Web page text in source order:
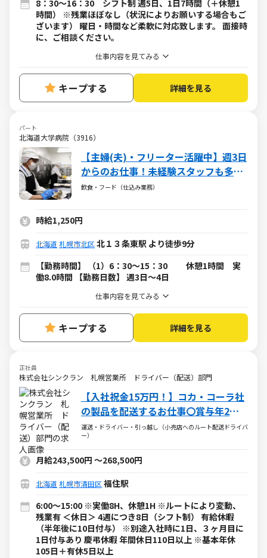
8：30～16：30 シフト制 週5日、1日7時間（＋休憩1
時間） ※残業ほぼなし（状況によりお願いする場合もご
ざいます） 曜日・時間など柔軟に対応致します。 面接時
に、ご相談ください。
仕事内容を見てみる
キープする 詳細を見る
パート
北海道大学病院（3916）
【主婦(夫)・フリーター活躍中】週3日
からのお仕事！未経験スタッフも多数
活躍中！
飲食・フード（仕込み業務）
時給1,250円
北海道 札幌市北区 北１３条東駅 より徒歩9分
【勤務時間】 （1）6：30～15：30 休憩1時間 実
働8.0時間 【勤務日数】 週3日～4日
仕事内容を見てみる
キープする 詳細を見る
正社員
株式会社シンクラン 札幌営業所 ドライバー（配送）部門
【入社祝金15万円！】コカ・コーラ社
の製品を配送するお仕事〇賞与年2回
〇未経験者大歓迎！
運送・ドライバー・引っ越し（小売店へのルート配送ドライバ
ー）
月給243,500円 ～268,500円
北海道 札幌市清田区 福住駅
6:00～15:00 ※実働8H、休憩1H ※ルートにより変動、
残業有 ＜休日＞ 4週につき8日（シフト制） 有給休暇
（半年後に10日付与） ※別途入社時に1日、３ヶ月目に
1日付与あり 慶弔休暇 年間休日110日以上 ※基本年休
105日＋有休5日以上